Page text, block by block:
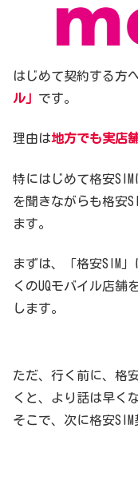
はじめて契約する方
ル」 です。
理由は地方でも実店
特にはじめて格安
を聞きながらも格安
ます。
まずは、「格安SIM
くのUQモバイル店舗
します。
ただ、行く前に、格
くと、より話は早く
そこで、次に格安